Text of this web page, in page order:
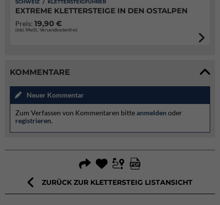
SCHWEIZ / KLETTERSTEIGFÜHRER
EXTREME KLETTERSTEIGE IN DEN OSTALPEN
Preis: 19,90 €
(inkl. MwSt., Versandkostenfrei)
KOMMENTARE
Neuer Kommentar
Zum Verfassen von Kommentaren bitteanmelden oder
registrieren.
ZURÜCK ZUR KLETTERSTEIG LISTANSICHT